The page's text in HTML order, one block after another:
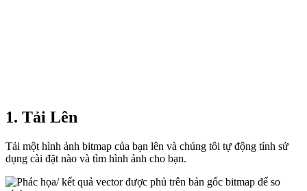
1. Tải Lên
Tải một hình ảnh bitmap của bạn lên và chúng tôi tự động tính sử
dụng cài đặt nào và tìm hình ảnh cho bạn.